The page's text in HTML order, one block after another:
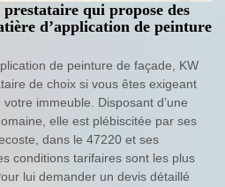
qui propose des
d’application de peinture
de peinture de façade, KW
de choix si vous êtes exigeant
immeuble. Disposant d’une
elle est plébiscitée par ses
dans le 47220 et ses
conditions tarifaires sont les plus
lui demander un devis détaillé